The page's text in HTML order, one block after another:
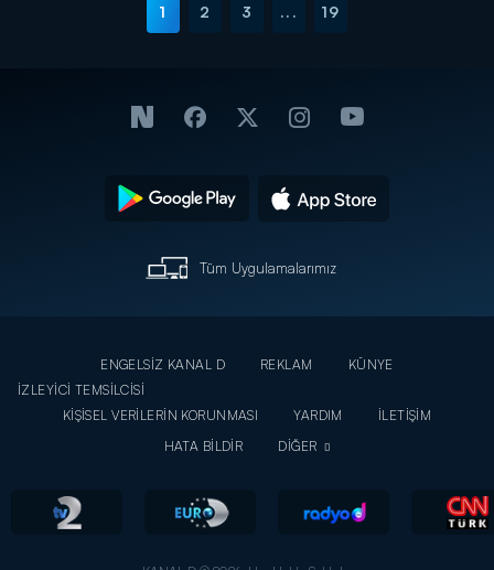
1 2 3 ... 19
Tüm Uygulamalarımız
ENGELSİZ KANAL D REKLAM
KÜNYE
İZLEYİCİ TEMSİLCİSİ
KİŞİSEL VERİLERİN KORUNMASI
YARDIM
İLETİŞİM
HATA BİLDİR
DİĞER